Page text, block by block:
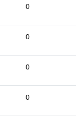
0
0
0
0